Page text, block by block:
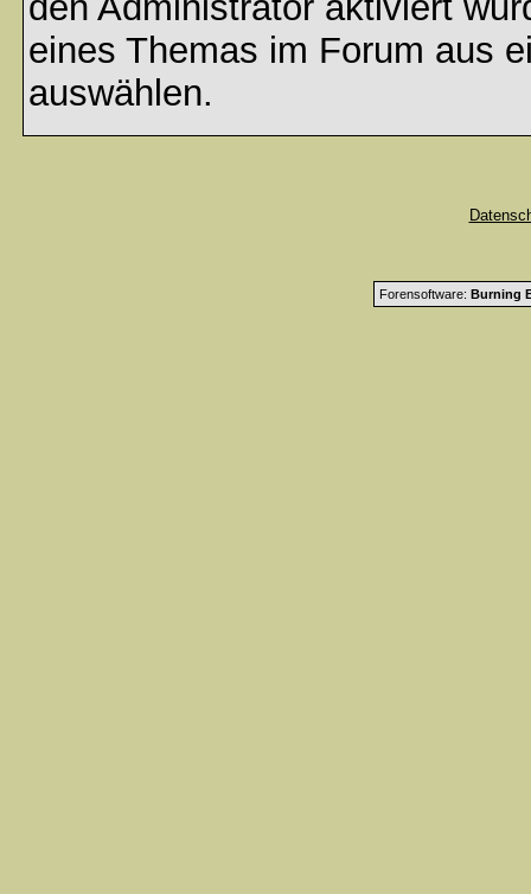
eines Themas im Forum aus
auswählen.
Forensoftware: Burning